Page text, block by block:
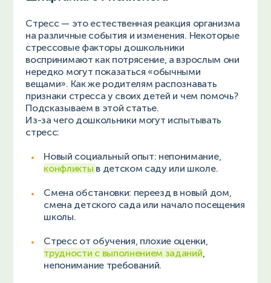
Стресс — это естественная реакция организма
на различные события и изменения. Некоторые
стрессовые факторы дошкольники
воспринимают как потрясение, а взрослым они
нередко могут показаться «обычными
вещами». Как же родителям распознавать
признаки стресса у своих детей и чем помочь?
Подсказываем в этой статье.
Из-за чего дошкольники могут испытывать
стресс:
Новый социальный опыт: непонимание,
конфликты в детском саду или школе.
Смена обстановки: переезд в новый дом,
смена детского сада или начало посещения
школы.
Стресс от обучения, плохие оценки,
трудности с выполнением заданий
непонимание требований.